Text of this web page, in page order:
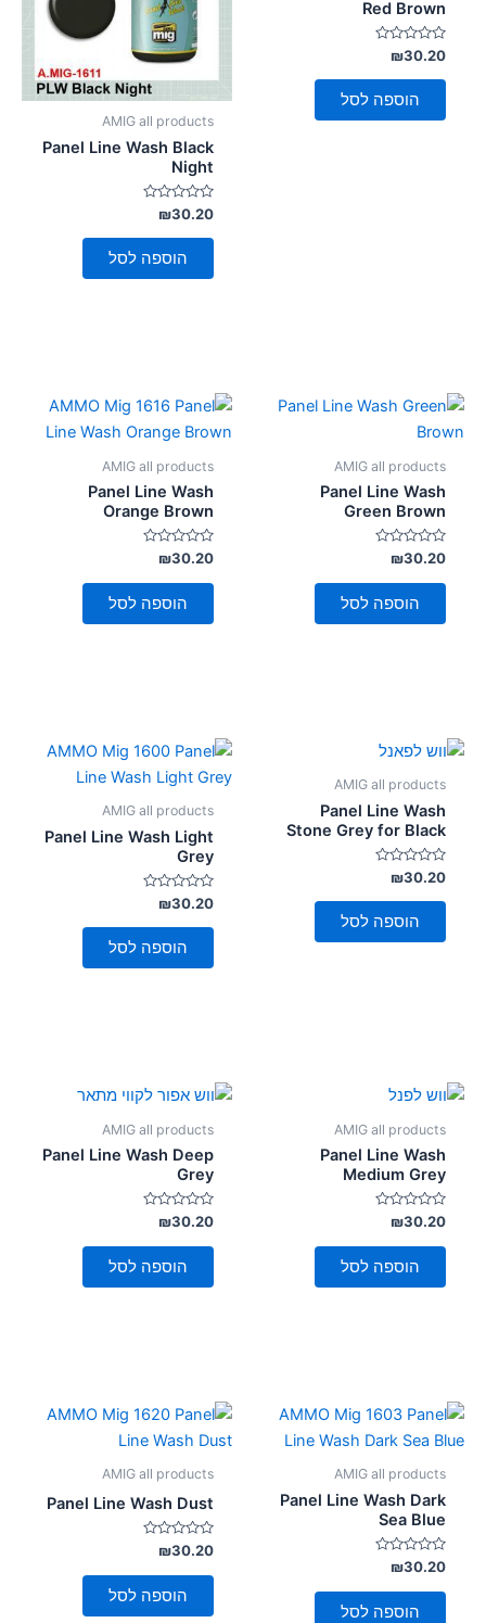
font_download סמן קישורים
כל
האפשרויות
Red Brown
דורג
0
מתוך
₪30.20
הוספה לסל
AMIG all products
Panel Line Wash Black
Night
דורג
0
מתוך
₪30.20
הוספה לסל
AMIG all products
Panel Line Wash
Green Brown
דורג
0
מתוך
₪30.20
הוספה לסל
AMIG all products
Panel Line Wash
Orange Brown
דורג
0
מתוך
₪30.20
הוספה לסל
AMIG all products
Panel Line Wash
Stone Grey for Black
דורג
0
מתוך
₪30.20
הוספה לסל
AMIG all products
Panel Line Wash Light
Grey
דורג
0
מתוך
₪30.20
הוספה לסל
AMIG all products
Panel Line Wash
Medium Grey
דורג
0
מתוך
₪30.20
הוספה לסל
AMIG all products
Panel Line Wash Deep
Grey
דורג
0
מתוך
₪30.20
הוספה לסל
AMIG all products
Panel Line Wash Dark
Sea Blue
דורג
0
מתוך
₪30.20
הוספה לסל
AMIG all products
Panel Line Wash Dust
דורג
0
מתוך
₪30.20
הוספה לסל